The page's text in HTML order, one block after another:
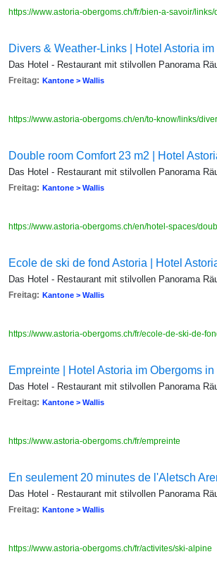
https://www.astoria-obergoms.ch/fr/bien-a-savoir/links/
Divers & Weather-Links | Hotel Astoria
Das Hotel - Restaurant mit stilvollen Panorama
Freitag: Kantone > Wallis
https://www.astoria-obergoms.ch/en/to-know/links/
Double room Comfort 23 m2 | Hotel
Das Hotel - Restaurant mit stilvollen Panorama
Freitag: Kantone > Wallis
https://www.astoria-obergoms.ch/en/hotel-spaces/
Ecole de ski de fond Astoria | Hotel
Das Hotel - Restaurant mit stilvollen Panorama
Freitag: Kantone > Wallis
https://www.astoria-obergoms.ch/fr/ecole-de-ski-de-
Empreinte | Hotel Astoria im Obergoms
Das Hotel - Restaurant mit stilvollen Panorama
Freitag: Kantone > Wallis
https://www.astoria-obergoms.ch/fr/empreinte
En seulement 20 minutes de l'Aletsch
Das Hotel - Restaurant mit stilvollen Panorama
Freitag: Kantone > Wallis
https://www.astoria-obergoms.ch/fr/activites/ski-alpine